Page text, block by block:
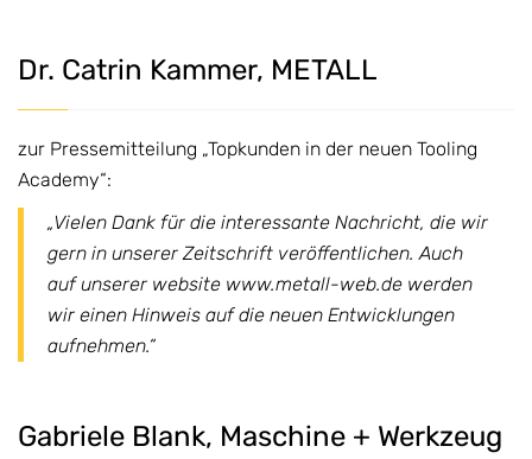
Dr. Catrin Kammer, METALL
zur Pressemitteilung „Topkunden in der neuen Tooling
Academy“:
„Vielen Dank für die interessante Nachricht, die wir
gern in unserer Zeitschrift veröffentlichen. Auch
auf unserer website www.metall-web.de werden
wir einen Hinweis auf die neuen Entwicklungen
aufnehmen.“
Gabriele Blank, Maschine + Werkzeug